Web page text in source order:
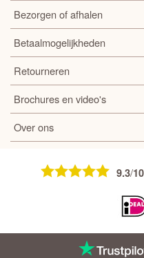
Bezorgen of afhalen
Betaalmogelijkheden
Retourneren
Brochures en video's
Over ons
9.3/10